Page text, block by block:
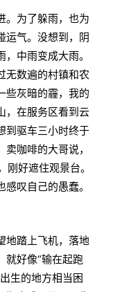
。为了躲雨，也为
运气。没想到，阴
中雨变成大雨。
无数遍的村镇和农
些灰暗的霾，我的
，在服务区看到云
到驱车三小时终于
咖啡的大哥说，
好遮住观景台。
叹自己的愚蠢。
地踏上飞机，落地
就好像“输在起跑
生的地方相当困